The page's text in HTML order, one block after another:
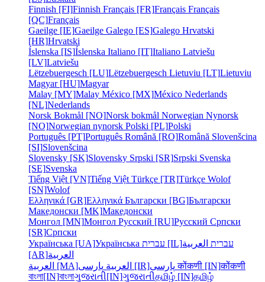
Finnish [FI]Finnish Français [FR]Français Français
[QC]Français
Gaeilge [IE]Gaeilge Galego [ES]Galego Hrvatski
[HR]Hrvatski
Íslenska [IS]Íslenska Italiano [IT]Italiano Latviešu
[LV]Latviešu
Lëtzebuergesch [LU]Lëtzebuergesch Lietuviu [LT]Lietuviu
Magyar [HU]Magyar
Malay [MY]Malay México [MX]México Nederlands
[NL]Nederlands
Norsk Bokmål [NO]Norsk bokmål Norwegian Nynorsk
[NO]Norwegian nynorsk Polski [PL]Polski
Português [PT]Português Română [RO]Română Slovenšcina
[SI]Slovenšcina
Slovensky [SK]Slovensky Srpski [SR]Srpski Svenska
[SE]Svenska
Tiếng Việt [VN]Tiếng Việt Türkçe [TR]Türkçe Wolof
[SN]Wolof
Ελληνικά [GR]Ελληνικά Български [BG]Български
Македонски [MK]Македонски
Монгол [MN]Монгол Русский [RU]Русский Српски
[SR]Српски
Українська [UA]Українська עברית [IL] עברית العربية
[AR]العربية
العربية [MA]
العربية پارسی [IR] پارسیकोंकणी [IN]कोंकणी
বাংলা[IN]বাংলাગુજરાતી[IN]ગુજરાતીதமிழ் [IN]தமிழ்